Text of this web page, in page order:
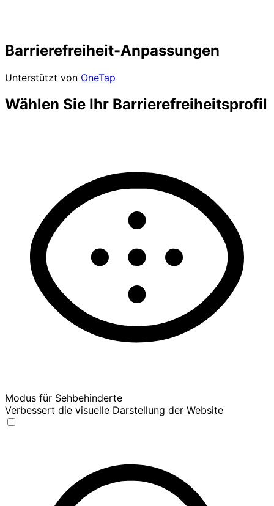
Barrierefreiheit-Anpassungen
Unterstützt von OneTap
Wählen Sie Ihr Barrierefreiheitsprofil
Modus für Sehbehinderte
Verbessert die visuelle Darstellung der Website